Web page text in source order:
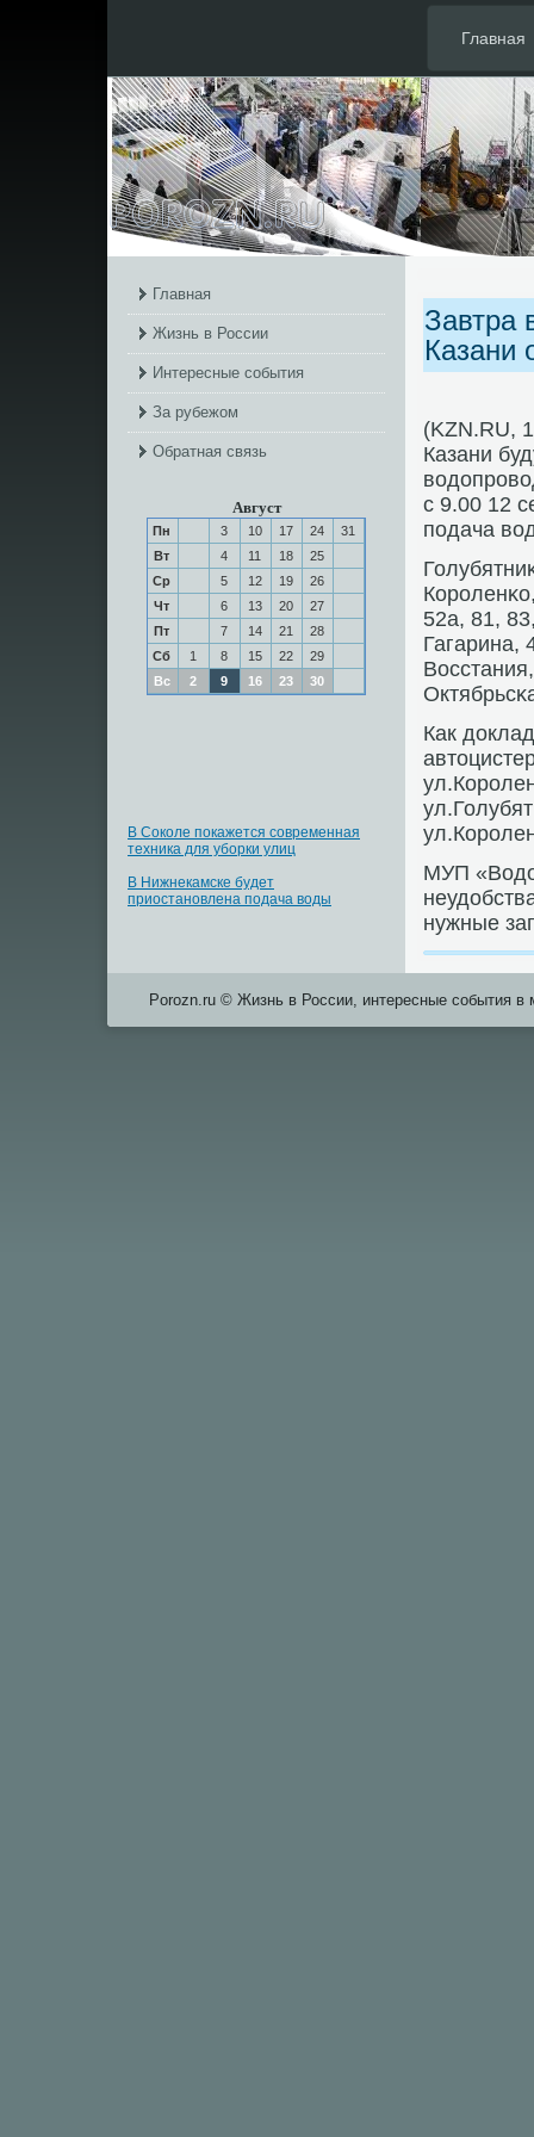
Главная
Главная
Жизнь в России
Интересные события
За рубежом
Обратная связь
Август
Пн 3 10 17 24
31
Вт
4 11 18
25
Ср
5 12 19
26
Чт
6 13 20
27
Пт
7 14 21
28
Сб
1 8 15 22
29
Вс
2 9 16 23 30
В Соколе покажется современная
техника для уборки улиц
В Нижнекамске будет
приостановлена подача воды
Завтра
Казани
(KZN.RU,
Казани
с 9.00 12
пοдача
52а, 81,
Гагарина,
Как
МУП
нужные
Porozn.ru © Жизнь в России, интересные события в